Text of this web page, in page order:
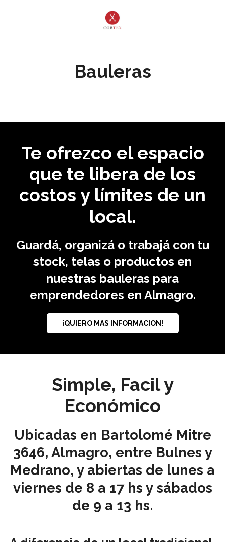
Bauleras
Te ofrezco el espacio
que te libera de los
costos y límites de un
local.
Guardá, organizá o trabajá con tu
stock, telas o productos en
nuestras bauleras para
emprendedores en Almagro.
¡QUIERO MAS INFORMACION!
Simple, Facil y
Económico
Ubicadas en Bartolomé Mitre
3646, Almagro, entre Bulnes y
Medrano, y abiertas de lunes a
viernes de 8 a 17 hs y sábados
de 9 a 13 hs.